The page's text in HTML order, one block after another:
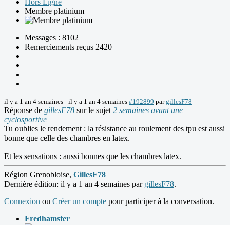
Membre platinium
Messages : 8102
Remerciements reçus 2420
il y a 1 an 4 semaines - il y a 1 an 4 semaines #192899 pargillesF78
Réponse de gillesF78 sur le sujet 2 semaines avant une
cyclosportive
Tu oublies le rendement : la résistance au roulement des tpu est aussi
bonne que celle des chambres en latex.
Et les sensations : aussi bonnes que les chambres latex.
Région Grenobloise, GillesF78
Dernière édition: il y a 1 an 4 semaines par gillesF78.
Connexion ou Créer un compte pour participer à la conversation.
Fredhamster